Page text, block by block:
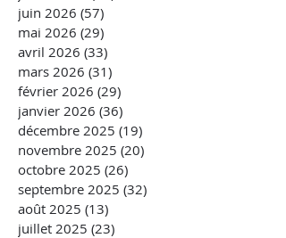
juin 2026 (57)
mai 2026 (29)
avril 2026 (33)
mars 2026 (31)
février 2026 (29)
janvier 2026 (36)
décembre 2025 (19)
novembre 2025 (20)
octobre 2025 (26)
septembre 2025 (32)
août 2025 (13)
juillet 2025 (23)